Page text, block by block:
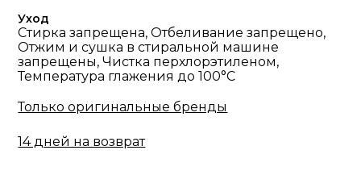
Уход
Стирка запрещена, Отбеливание запрещено,
Отжим и сушка в стиральной машине
запрещены, Чистка перхлорэтиленом,
Температура глажения до 100°С
Только оригинальные бренды
14 дней на возврат